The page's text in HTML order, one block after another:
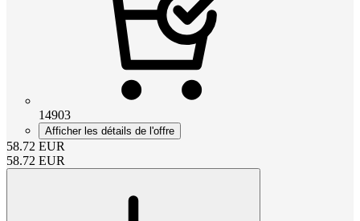
14903
Afficher les détails de l'offre
58.72 EUR
58.72 EUR